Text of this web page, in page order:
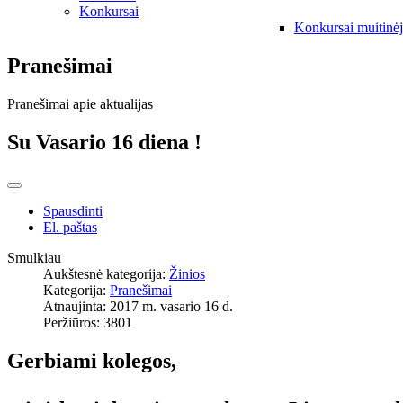
Konkursai
Konkursai
Pranešimai
Pranešimai apie aktualijas
Su Vasario 16 diena !
Spausdinti
El. paštas
Smulkiau
Aukštesnė kategorija: Žinios
Kategorija: Pranešimai
Atnaujinta: 2017 m. vasario 16 d.
Peržiūros: 3801
Gerbiami kolegos,